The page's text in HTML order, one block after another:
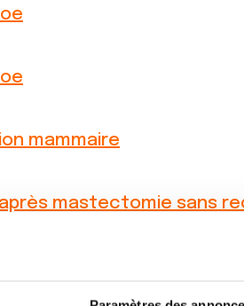
mammaire
après mastectomie sans